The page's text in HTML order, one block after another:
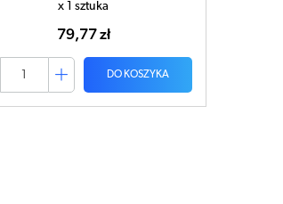
x 1 sztuka
79,77 zł
DO KOSZYKA